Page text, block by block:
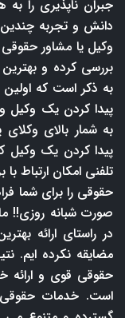
جبران ناپذیری را
دانش و تجربه چندین
وکیل یا مشاور
بررسی کرده و بهترین
به ذکر است که
پیدا کردن یک وکیل
به شمار بالای
پیدا کردن یک وکیل
تلفنی امکان ارتباط
حقوقی را برای شما
صورت شبانه روزی!!
در راستای ارائه
مضایقه نکرده ایم.
حقوقی قوی و
است. خدمات حقوقی